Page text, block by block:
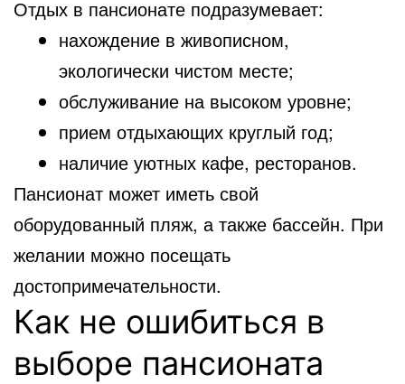
Отдых в пансионате подразумевает:
нахождение в живописном,
экологически чистом месте;
обслуживание на высоком уровне;
прием отдыхающих круглый год;
наличие уютных кафе, ресторанов.
Пансионат может иметь свой
оборудованный пляж, а также бассейн. При
желании можно посещать
достопримечательности.
Как не ошибиться в
выборе пансионата